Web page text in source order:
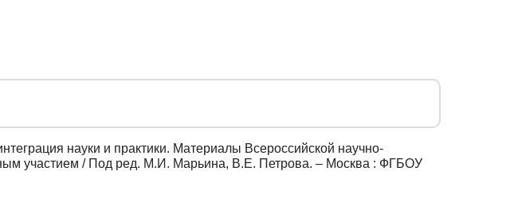
науки и практики. Материалы Всероссийской научно-
участием / Под ред. М.И. Марьина, В.Е. Петрова. – Москва : ФГБОУ